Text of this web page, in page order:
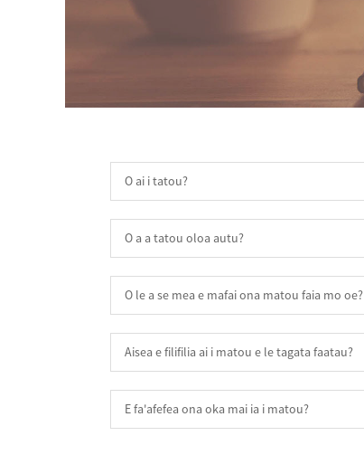
O ai i tatou?
O a a tatou oloa autu?
O le a se mea e mafai ona matou faia mo oe?
Aisea e filifilia ai i matou e le tagata faatau?
E fa'afefea ona oka mai ia i matou?